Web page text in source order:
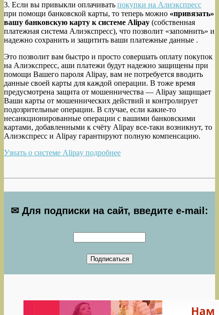
3. Если вы привыкли оплачивать покупки на Алиэкспресс
при помощи банковской карты, то теперь можно «привязать»
вашу банковскую карту к системе Alipay (собственная
платежная система Алиэкспресс), что позволит «запомнить» и
надежно сохранить и защитить ваши платежные данные .
Это позволит вам быстро и просто совершать оплату покупок
на Алиэкспресс, аши платежи будут надежно защищены при
помощи Вашего пароля Alipay, вам не потребуется вводить
данные своей карты для каждой операции. В тоже время
предусмотрена защита от мошенничества — Alipay защищает
Ваши карты от мошеннических действий и контролирует
подозрительные операции. В случае, если какие-то
несанкционированные операции с вашими банковскими
картами, добавленными к счёту Alipay все-таки возникнут, то
Алиэкспресс и Alipay гарантируют полную компенсацию.
Узнать о системе Alipay подробнее
✉ Для подписки на сайт, введите e-mail: